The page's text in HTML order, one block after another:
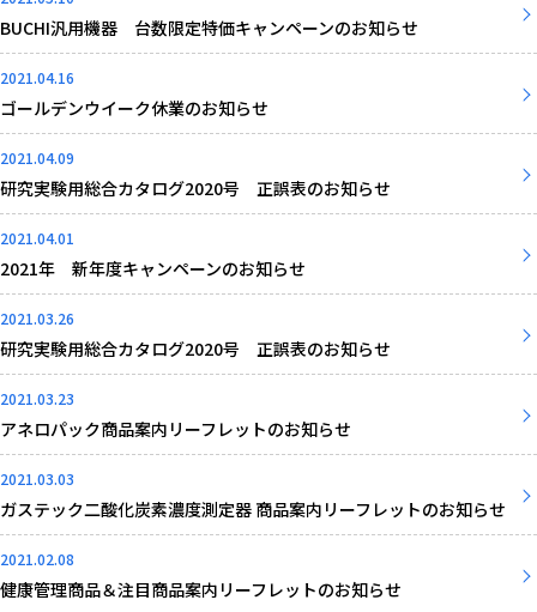
BUCHI汎用機器 台数限定特価キャンペーンのお知らせ
2021.04.16
ゴールデンウイーク休業のお知らせ
2021.04.09
研究実験用総合カタログ2020号 正誤表のお知らせ
2021.04.01
2021年 新年度キャンペーンのお知らせ
2021.03.26
研究実験用総合カタログ2020号 正誤表のお知らせ
2021.03.23
アネロパック商品案内リーフレットのお知らせ
2021.03.03
ガステック二酸化炭素濃度測定器 商品案内リーフレットのお知らせ
2021.02.08
健康管理商品＆注目商品案内リーフレットのお知らせ